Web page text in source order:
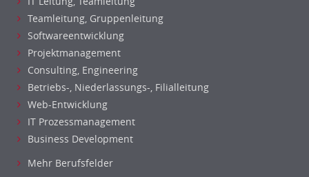
Teamleitung, Gruppenleitung
Softwareentwicklung
Projektmanagement
Consulting, Engineering
Betriebs-, Niederlassungs-, Filialleitung
Web-Entwicklung
IT Prozessmanagement
Business Development
Mehr Berufsfelder